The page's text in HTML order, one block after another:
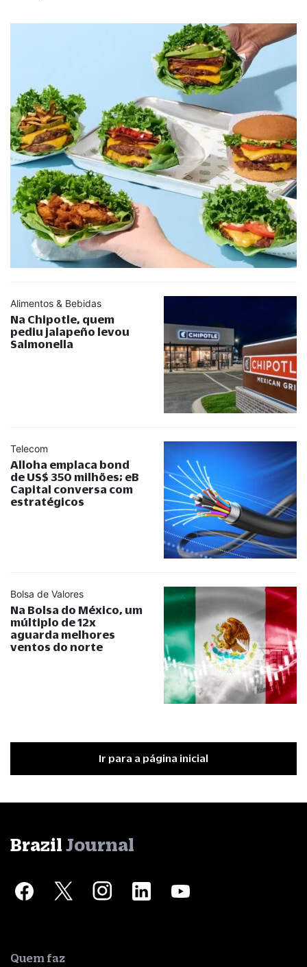
Alimentos & Bebidas
Na Chipotle, quem
pediu jalapeño levou
Salmonella
Telecom
Alloha emplaca bond
de US$ 350 milhões; eB
Capital conversa com
estratégicos
Bolsa de Valores
Na Bolsa do México, um
múltiplo de 12x
aguarda melhores
ventos do norte
Ir para a página inicial
Brazil Journal
Quem faz